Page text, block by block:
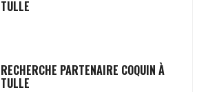
TULLE
RECHERCHE PARTENAIRE COQUIN À
TULLE